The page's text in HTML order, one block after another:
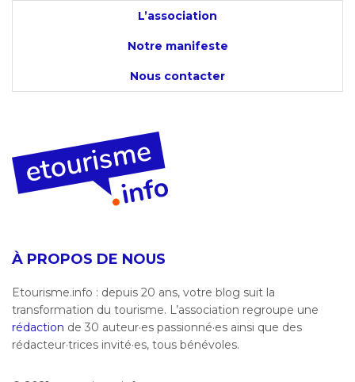
L’association
Notre manifeste
Nous contacter
À PROPOS DE NOUS
Etourisme.info : depuis 20 ans, votre blog suit la
transformation du tourisme. L’association regroupe une
rédaction de 30 auteur·es passionné·es ainsi que des
rédacteur·trices invité·es, tous bénévoles.